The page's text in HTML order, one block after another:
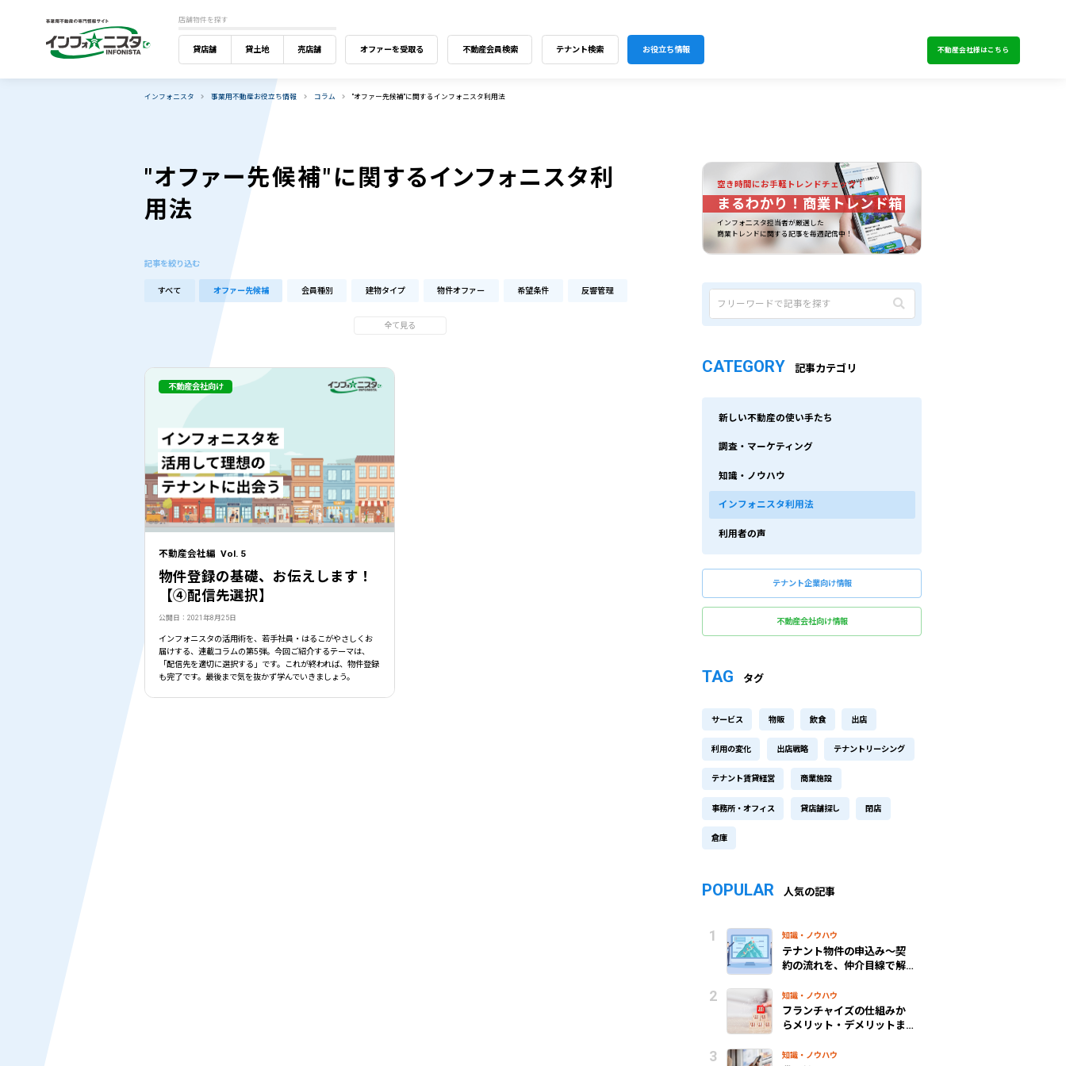
店舗物件を探す
貸店舗 貸土地 売店舗 オファーを受取る 不動産会員検索 テナント検索 お役立ち情報 不動産会社様はこちら
インフォニスタ 事業用不動産お役立ち情報 コラム "オファー先候補"に関するインフォニスタ利用法
"オファー先候補"に関するインフォニスタ利
用法
記事を絞り込む
すべて オファー先候補 会員種別 建物タイプ 物件オファー 希望条件 反響管理
全て見る
不動産会社編 Vol. 5
物件登録の基礎、お伝えします！
【④配信先選択】
公開日：2021年8月25日
インフォニスタの活用術を、若手社員・はるこがやさしくお
届けする、連載コラムの第5弾。今回ご紹介するテーマは、
「配信先を適切に選択する」です。これが終われば、物件登録
も完了です。最後まで気を抜かず学んでいきましょう。
不動産会社向け
空き時間にお手軽トレンドチェック！
まるわかり！商業トレンド箱
インフォ二スタ担当者が厳選した
商業トレンドに関する記事を毎週配信中！
CATEGORY 記事カテゴリ
新しい不動産の使い手たち
調査・マーケティング
知識・ノウハウ
インフォニスタ利用法
利用者の声
テナント企業向け情報
不動産会社向け情報
TAG タグ
サービス 物販 飲食 出店
利用の変化 出店戦略 テナントリーシング
テナント賃貸経営 商業施設
事務所・オフィス 貸店舗探し 閉店
倉庫
POPULAR 人気の記事
知識・ノウハウ
テナント物件の申込み～契
約の流れを、仲介目線で解
知識・ノウハウ
フランチャイズの仕組みか
らメリット・デメリットま
知識・ノウハウ